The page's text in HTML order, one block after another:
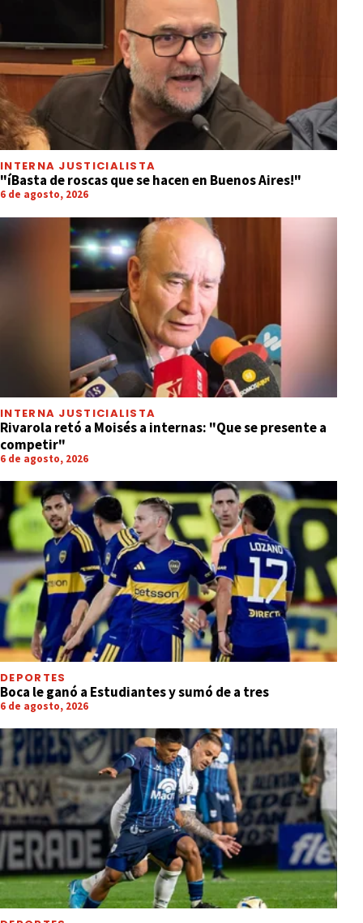
INTERNA JUSTICIALISTA
"íBasta de roscas que se hacen en Buenos Aires!"
6 de agosto, 2026
INTERNA JUSTICIALISTA
Rivarola retó a Moisés a internas: "Que se presente a
competir"
6 de agosto, 2026
DEPORTES
Boca le ganó a Estudiantes y sumó de a tres
6 de agosto, 2026